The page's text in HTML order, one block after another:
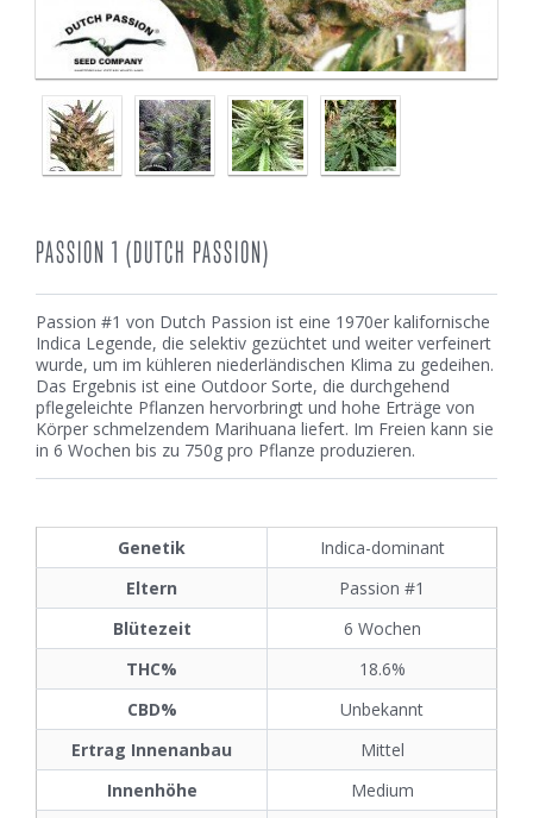
PASSION 1 (DUTCH PASSION)
Passion #1 von Dutch Passion ist eine 1970er kalifornische
Indica Legende, die selektiv gezüchtet und weiter verfeinert
wurde, um im kühleren niederländischen Klima zu gedeihen.
Das Ergebnis ist eine Outdoor Sorte, die durchgehend
pflegeleichte Pflanzen hervorbringt und hohe Erträge von
Körper schmelzendem Marihuana liefert. Im Freien kann sie
in 6 Wochen bis zu 750g pro Pflanze produzieren.
Genetik
Indica-dominant
Eltern
Passion #1
Blütezeit
6 Wochen
THC%
18.6%
CBD%
Unbekannt
Ertrag Innenanbau
Mittel
Innenhöhe
Medium